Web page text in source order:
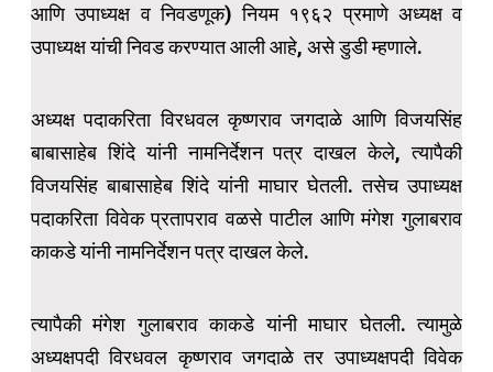
आणि उपाध्यक्ष व निवडणूक) नियम १९६२ प्रमाणे अध्यक्ष व
उपाध्यक्ष यांची निवड करण्यात आली आहे, असे डुडी म्हणाले.
अध्यक्ष पदाकरिता विरधवल कृष्णराव जगदाळे आणि विजयसिंह
बाबासाहेब शिंदे यांनी नामनिर्देशन पत्र दाखल केले, त्यापैकी
विजयसिंह बाबासाहेब शिंदे यांनी माघार घेतली. तसेच उपाध्यक्ष
पदाकरिता विवेक प्रतापराव वळसे पाटील आणि मंगेश गुलाबराव
काकडे यांनी नामनिर्देशन पत्र दाखल केले.
त्यापैकी मंगेश गुलाबराव काकडे यांनी माघार घेतली. त्यामुळे
अध्यक्षपदी विरधवल कृष्णराव जगदाळे तर उपाध्यक्षपदी विवेक